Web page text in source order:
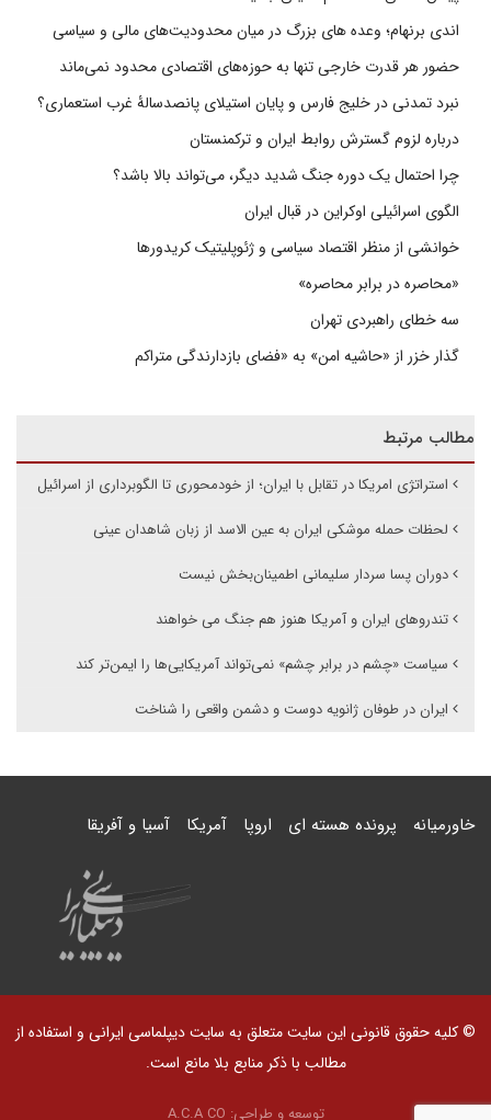
اندی برنهام؛ وعده های بزرگ در میان محدودیت‌های مالی و سیاسی
حضور هر قدرت خارجی تنها به حوزه‌های اقتصادی محدود نمی‌ماند
نبرد تمدنی در خلیج فارس و پایان استیلای پانصدسالۀ غرب استعماری؟
درباره لزوم گسترش روابط ایران و ترکمنستان
چرا احتمال یک دوره جنگ شدید دیگر، می‌تواند بالا باشد؟
الگوی اسرائیلی اوکراین در قبال ایران
خوانشی از منظر اقتصاد سیاسی و ژئوپلیتیک کریدورها
«محاصره در برابر محاصره»
سه خطای راهبردی تهران
گذار خزر از «حاشیه امن» به «فضای بازدارندگی متراکم
مطالب مرتبط
استراتژی امریکا در تقابل با ایران؛ از خودمحوری تا الگوبرداری از اسرائیل
لحظات حمله موشکی ایران به عین الاسد از زبان شاهدان عینی
دوران پسا سردار سلیمانی اطمینان‌بخش نیست
تندروهای ایران و آمریکا هنوز هم جنگ می خواهند
سیاست «چشم در برابر چشم» نمی‌تواند آمریکایی‌ها را ایمن‌تر کند
ایران در طوفان ژانویه دوست و دشمن واقعی را شناخت
خاورمیانه پرونده هسته ای اروپا آمریکا آسیا و آفریقا
© کلیه حقوق قانونی این سایت متعلق به سایت دیپلماسی ایرانی و استفاده از
مطالب با ذکر منابع بلا مانع است.
توسعه و طراحی: A.C.A CO